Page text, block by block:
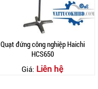
Quạt đứng công nghiệp Haichi
HCS650
Giá: Liên hệ